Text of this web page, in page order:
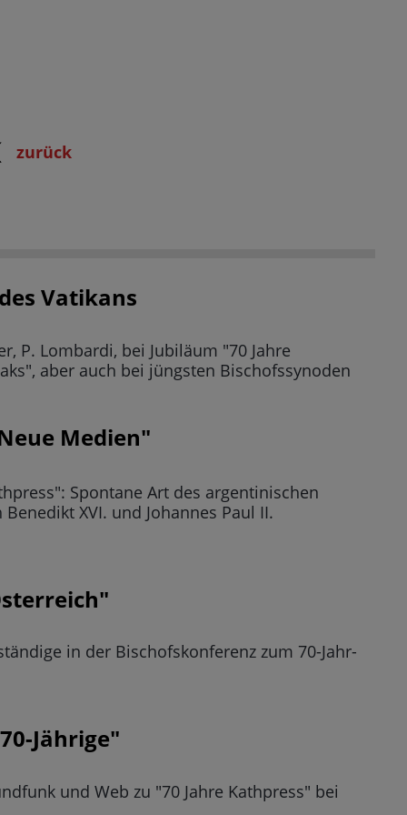
zurück
Vatikans
P. Lombardi, bei Jubiläum "70 Jahre
aber auch bei jüngsten Bischofssynoden
Medien"
Spontane Art des argentinischen
XVI. und Johannes Paul II.
in der Bischofskonferenz zum 70-Jahr-
Jährige"
und Web zu "70 Jahre Kathpress" bei